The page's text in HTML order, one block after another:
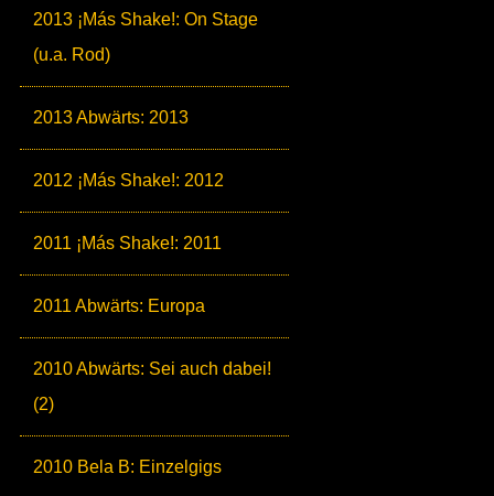
2013 ¡Más Shake!: On Stage
(u.a. Rod)
2013 Abwärts: 2013
2012 ¡Más Shake!: 2012
2011 ¡Más Shake!: 2011
2011 Abwärts: Europa
2010 Abwärts: Sei auch dabei!
(2)
2010 Bela B: Einzelgigs